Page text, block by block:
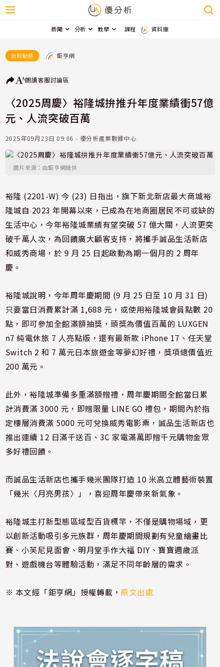
新聞 分析 教學 課程 資料庫
台股動態 鉅亨網
朗讀客服討論區
〈2025周慶〉裕隆城拚推升年度業績衝57億
元、人流突破百萬
2025年09月23日 09:06 - 優分析產業數據中心
圖片來源：由鉅亨網提供
裕隆 (2201-W) 今 (23) 日指出，旗下新北新店最大商城裕
隆城自 2023 年開幕以來，已成為在地商圈居民不可或缺的
生活中心，今年裕隆城業績有望突破 57 億大關，人流更突
破千萬人次，為回饋廣大顧客支持，將攜手誠品生活新店
和威秀商場，於 9 月 25 日起啟動為期一個月的 2 周年
慶。
裕隆城說明，今年周年慶期間 (9 月 25 日至 10 月 31 日)
只要當日消費累計滿 1,688 元，或使用裕隆城會員點數 20
點，即可參加全館滿額抽獎，頭獎為價值百萬的 LUXGEN
n7 純電休旅 7 人亮點版，還有最新款 iPhone 17、任天堂
Switch 2 和 7 萬元日本旅遊金等夢幻好禮，獎項總價值近
200 萬元。
此外，裕隆城準備多重滿額贈禮，周年慶期間全館當日累
計消費滿 3000 元，即贈限量 LINE GO 禮包，期間內於指
定樓層消費滿 5000 元可兌換威秀電影票，誠品生活新店也
推出連續 12 日滿千送百、3C 家電滿萬即贈千元購物金眾
多好禮回饋。
而誠品生活新店也攜手幾米團隊打造 10 米高立體藝術裝置
「幾米〈月亮男孩〉」，喜迎周年慶帶來新氣象。
裕隆城主打新型態區域型百貨標竿，不僅是購物場域，更
以創新活動吸引多元族群，周年慶期間規劃有兒童繪畫比
賽、小芙尼見面會、明月堂手作大福 DIY、寶寶週歲派
對、遊戲機台等體驗活動，滿足不同年齡層的需求。
※ 本文經「鉅亨網」授權轉載，原文出處